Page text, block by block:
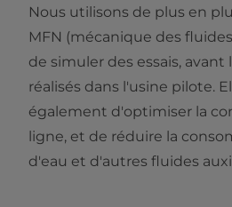
Nous utilisons de plus en
MFN (mécanique des
de simuler des essais,
réalisés dans l'usine pilote.
également d'optimiser la
ligne, et de réduire la
d'eau et d'autres fluides